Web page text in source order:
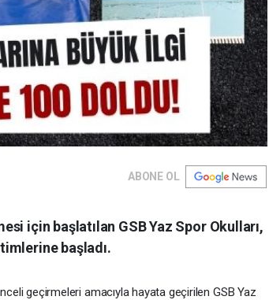
ABONE OL
için başlatılan GSB Yaz Spor Okulları,
başladı.
geçirmeleri amacıyla hayata geçirilen GSB Yaz